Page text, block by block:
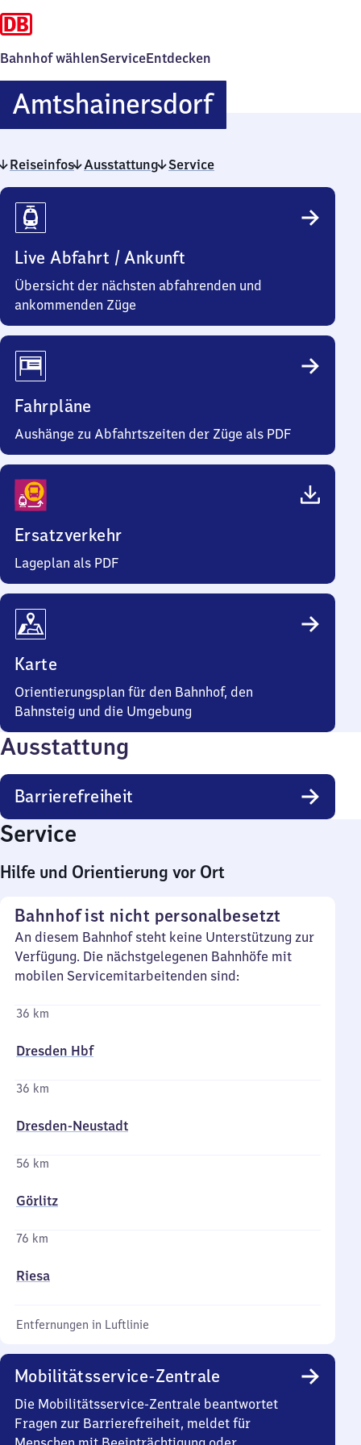
Bahnhof wählenServiceEntdecken
Amtshainersdorf
Reiseinfos Ausstattung Service
Reiseinfos
Live Abfahrt / Ankunft
Übersicht der nächsten abfahrenden und
ankommenden Züge
Fahrpläne
Aushänge zu Abfahrtszeiten der Züge als PDF
Ersatzverkehr
Lageplan als PDF
Karte
Orientierungsplan für den Bahnhof, den
Bahnsteig und die Umgebung
Ausstattung
Barrierefreiheit
Service
Hilfe und Orientierung vor Ort
Bahnhof ist nicht personalbesetzt
An diesem Bahnhof steht keine Unterstützung zur
Verfügung. Die nächstgelegenen Bahnhöfe mit
mobilen Servicemitarbeitenden sind:
36 km
Dresden Hbf
36 km
Dresden-Neustadt
56 km
Görlitz
76 km
Riesa
Entfernungen in Luftlinie
Mobilitätsservice-Zentrale
Die Mobilitätsservice-Zentrale beantwortet
Fragen zur Barrierefreiheit, meldet für